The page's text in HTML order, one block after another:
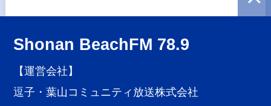
Shonan BeachFM 78.9
【運営会社】
逗子・葉山コミュニティ放送株式会社